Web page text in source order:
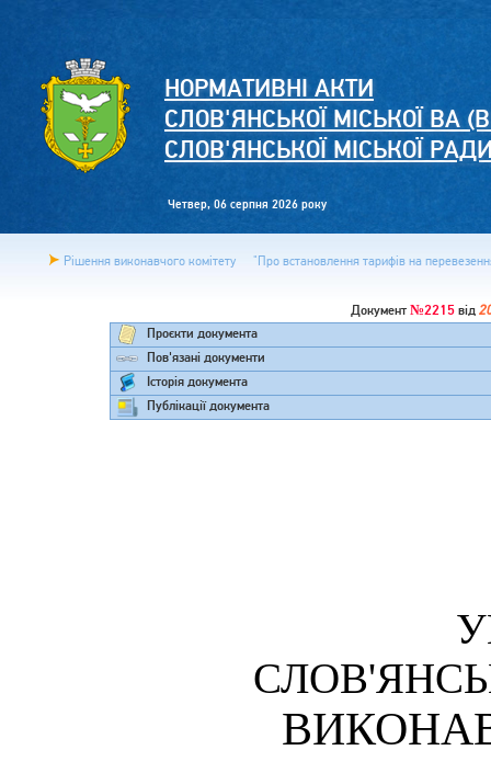
НОРМАТИВНІ АКТИ
СЛОВ'ЯНСЬКОЇ МІСЬКОЇ ВА
СЛОВ'ЯНСЬКОЇ МІСЬКОЇ
Четвер, 06 серпня 2026 року
Рішення виконавчого комітету "Про встановлення тарифів на
Документ №2215 від
Проєкти документа
Пов'язані документи
Історія документа
Публікації документа